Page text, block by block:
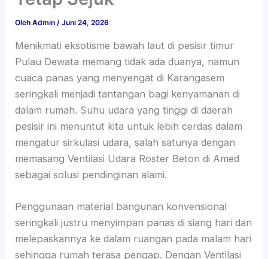
OlehAdmin /Juni 24, 2026
Menikmati eksotisme bawah laut di pesisir timur
Pulau Dewata memang tidak ada duanya, namun
cuaca panas yang menyengat di Karangasem
seringkali menjadi tantangan bagi kenyamanan di
dalam rumah. Suhu udara yang tinggi di daerah
pesisir ini menuntut kita untuk lebih cerdas dalam
mengatur sirkulasi udara, salah satunya dengan
memasang Ventilasi Udara Roster Beton di Amed
sebagai solusi pendinginan alami.
Penggunaan material bangunan konvensional
seringkali justru menyimpan panas di siang hari dan
melepaskannya ke dalam ruangan pada malam hari
sehingga rumah terasa pengap. Dengan Ventilasi